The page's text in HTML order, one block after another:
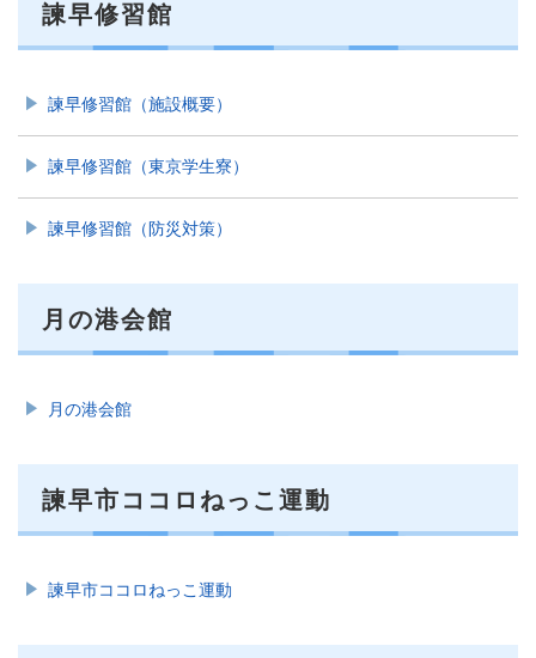
諫早修習館
諫早修習館（施設概要）
諫早修習館（東京学生寮）
諫早修習館（防災対策）
月の港会館
月の港会館
諫早市ココロねっこ運動
諫早市ココロねっこ運動